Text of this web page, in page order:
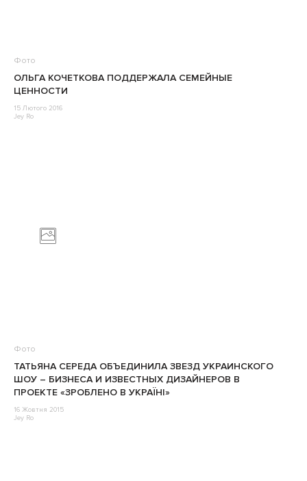
Фото
ОЛЬГА КОЧЕТКОВА ПОДДЕРЖАЛА СЕМЕЙНЫЕ
ЦЕННОСТИ
15 Лютого 2016
Jey Ro
Фото
ТАТЬЯНА СЕРЕДА ОБЪЕДИНИЛА ЗВЕЗД УКРАИНСКОГО
ШОУ – БИЗНЕСА И ИЗВЕСТНЫХ ДИЗАЙНЕРОВ В
ПРОЕКТЕ «ЗРОБЛЕНО В УКРАЇНІ»
16 Жовтня 2015
Jey Ro